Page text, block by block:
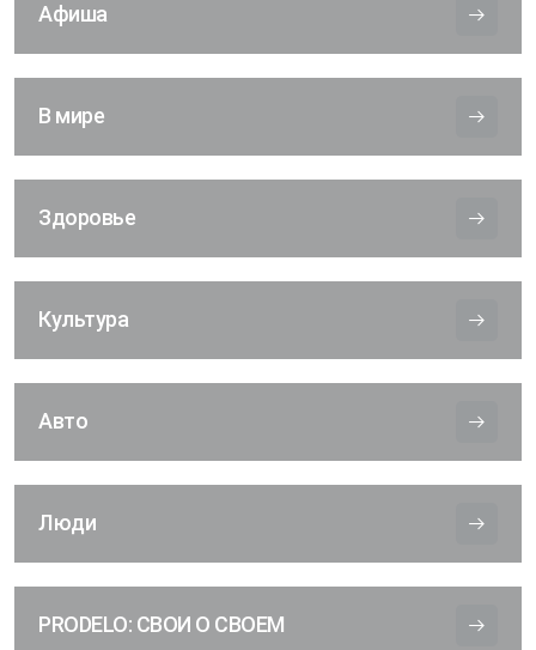
Афиша
В мире
Здоровье
Культура
Авто
Люди
PRODELO: СВОИ О СВОЕМ